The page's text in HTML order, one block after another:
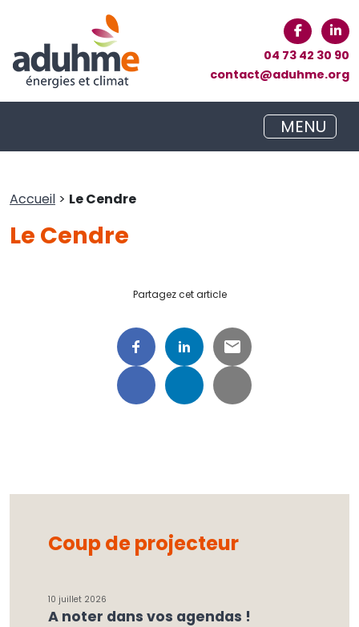
04 73 42 30 90
contact@aduhme.org
MENU
Accueil > Le Cendre
Le Cendre
Partagez cet article
Coup de projecteur
10 juillet 2026
A noter dans vos agendas !